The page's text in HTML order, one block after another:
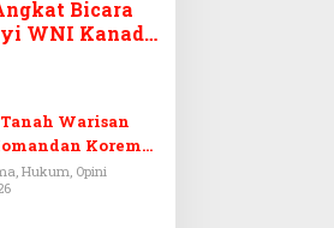
Bicara
WNI Kanada
Warisan
Korem
Warisan
Pemerasan
Hukum, Opini